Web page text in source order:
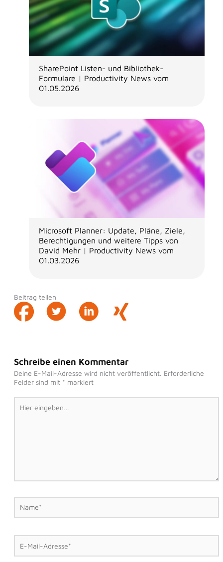
SharePoint Listen- und Bibliothek-
Formulare | Productivity News vom
01.05.2026
Microsoft Planner: Update, Pläne, Ziele,
Berechtigungen und weitere Tipps von
David Mehr | Productivity News vom
01.03.2026
Beitrag teilen
Schreibe einen Kommentar
Deine E-Mail-Adresse wird nicht veröffentlicht. Erforderliche
Felder sind mit * markiert
Hier
eingeben…
Name*
E-
Mail-
Adresse*